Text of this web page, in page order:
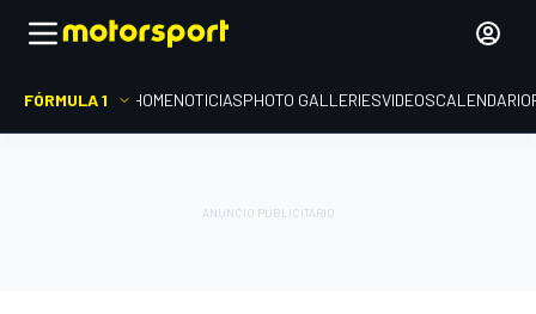
FÓRMULA 1 HOMENOTICIASPHOTO GALLERIESVIDEOSCALENDARIO